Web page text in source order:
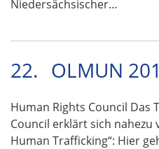
Niedersächsischer…
22. OLMUN
Human Rights Council Das
Council erklärt sich nahezu
Human Trafficking“: Hier